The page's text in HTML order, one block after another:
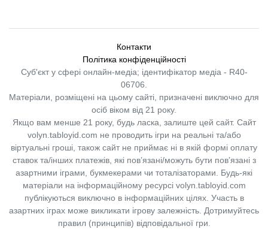
Контакти
Політика конфіденційності
Суб'єкт у сфері онлайн-медіа; ідентифікатор медіа - R40-
06706.
Матеріали, розміщені на цьому сайті, призначені виключно для
осіб віком від 21 року.
Якщо вам менше 21 року, будь ласка, залиште цей сайт. Сайт
volyn.tabloyid.com не проводить ігри на реальні та/або
віртуальні гроші, також сайт не приймає ні в якій формі оплату
ставок та/інших платежів, які пов’язані/можуть бути пов’язані з
азартними іграми, букмекерами чи тоталізаторами. Будь-які
матеріали на інформаційному ресурсі volyn.tabloyid.com
публікуються виключно в інформаційних цілях. Участь в
азартних іграх може викликати ігрову залежність. Дотримуйтесь
правил (принципів) відповідальної гри.